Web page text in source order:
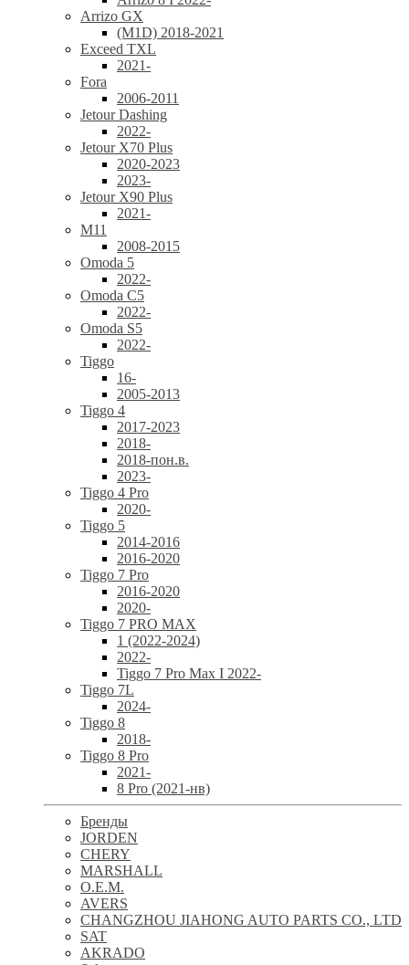
Arrizo GX
(M1D) 2018-2021
Exceed TXL
2021-
Fora
2006-2011
Jetour Dashing
2022-
Jetour X70 Plus
2020-2023
2023-
Jetour X90 Plus
2021-
M11
2008-2015
Omoda 5
2022-
Omoda C5
2022-
Omoda S5
2022-
Tiggo
16-
2005-2013
Tiggo 4
2017-2023
2018-
2018-пон.в.
2023-
Tiggo 4 Pro
2020-
Tiggo 5
2014-2016
2016-2020
Tiggo 7 Pro
2016-2020
2020-
Tiggo 7 PRO MAX
1 (2022-2024)
2022-
Tiggo 7 Pro Max I 2022-
Tiggo 7L
2024-
Tiggo 8
2018-
Tiggo 8 Pro
2021-
8 Pro (2021-нв)
Бренды
JORDEN
CHERY
MARSHALL
O.E.M.
AVERS
CHANGZHOU JIAHONG AUTO PARTS CO., LTD
SAT
AKRADO